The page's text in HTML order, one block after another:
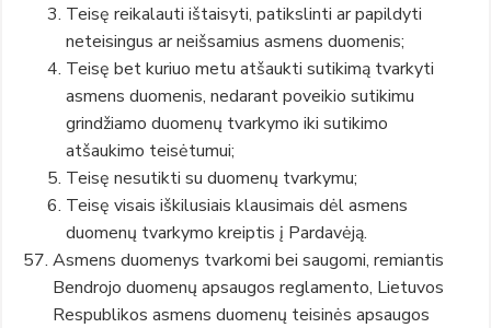
Teisę reikalauti ištaisyti, patikslinti ar papildyti
neteisingus ar neišsamius asmens duomenis;
Teisę bet kuriuo metu atšaukti sutikimą tvarkyti
asmens duomenis, nedarant poveikio sutikimu
grindžiamo duomenų tvarkymo iki sutikimo
atšaukimo teisėtumui;
Teisę nesutikti su duomenų tvarkymu;
Teisę visais iškilusiais klausimais dėl asmens
duomenų tvarkymo kreiptis į Pardavėją.
Asmens duomenys tvarkomi bei saugomi, remiantis
Bendrojo duomenų apsaugos reglamento, Lietuvos
Respublikos asmens duomenų teisinės apsaugos